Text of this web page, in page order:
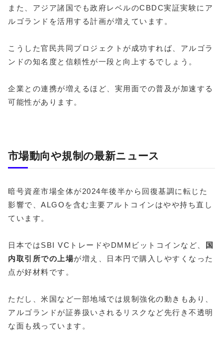
また、アジア諸国でも政府レベルのCBDC実証実験にア
ルゴランドを活用する計画が増えています。
こうした官民共同プロジェクトが成功すれば、アルゴラ
ンドの知名度と信頼性が一段と向上するでしょう。
企業との連携が増えるほど、実用面での普及が加速する
可能性があります。
市場動向や規制の最新ニュース
暗号資産市場全体が2024年後半から回復基調に転じた
影響で、ALGOを含む主要アルトコインはやや持ち直し
ています。
日本ではSBI VCトレードやDMMビットコインなど、
国
内取引所での上場が増え、日本円で購入しやすくなった
点が好材料です。
ただし、米国など一部地域では規制強化の動きもあり、
アルゴランドが証券扱いされるリスクなど先行き不透明
な面も残っています。